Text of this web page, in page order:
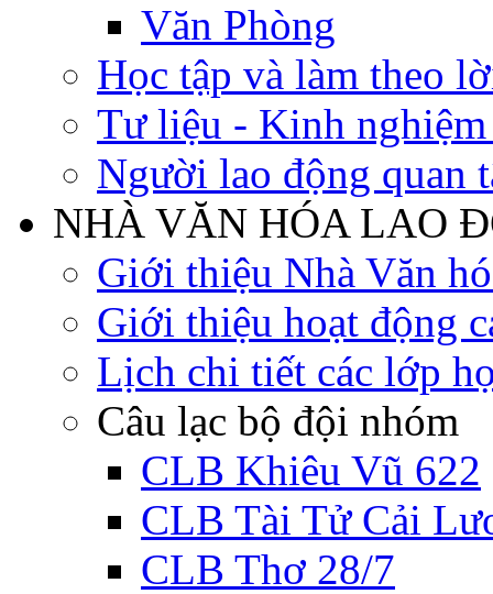
Văn Phòng
Học tập và làm theo
Tư liệu - Kinh
Người lao động quan
NHÀ VĂN HÓA LAO
Giới thiệu Nhà Văn
Giới thiệu hoạt động
Lịch chi tiết các lớp
Câu lạc bộ đội nhóm
CLB Khiêu Vũ 622
CLB Tài Tử Cải
CLB Thơ 28/7